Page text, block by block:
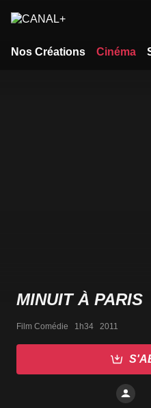
Nos Créations Cinéma
MINUIT À PARIS
Film Comédie   1h34   2011